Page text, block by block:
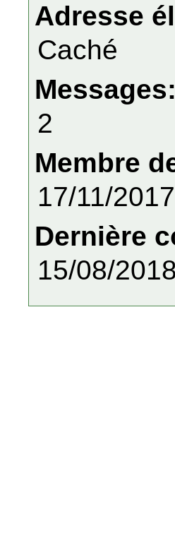
Adresse
Caché
Messages:
2
Membre
17/11/
Dernière
15/08/